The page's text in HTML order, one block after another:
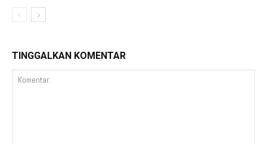
TINGGALKAN KOMENTAR